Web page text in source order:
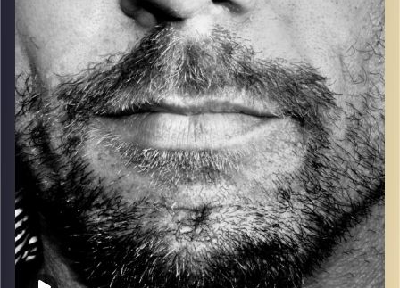
קרדיט תמונות: David Goehring